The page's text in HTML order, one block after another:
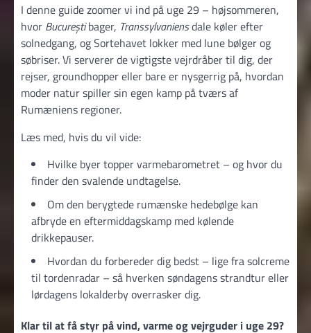
I denne guide zoomer vi ind på uge 29 – højsommeren,
hvor Bucureștibager, Transsylvaniensdale køler efter
solnedgang, og Sortehavet lokker med lune bølger og
søbriser. Vi serverer de vigtigste vejrdråber til dig, der
rejser, groundhopper eller bare er nysgerrig på, hvordan
moder natur spiller sin egen kamp på tværs af
Rumæniens regioner.
Læs med, hvis du vil vide:
Hvilke byer topper varmebarometret – og hvor du
finder den svalende undtagelse.
Om den berygtede rumænske hedebølge kan
afbryde en eftermiddagskamp med kølende
drikkepauser.
Hvordan du forbereder dig bedst – lige fra solcreme
til tordenradar – så hverken søndagens strandtur eller
lørdagens lokalderby overrasker dig.
Klar til at få styr på vind, varme og vejrguder i uge 29?